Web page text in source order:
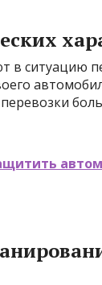
в ситуацию